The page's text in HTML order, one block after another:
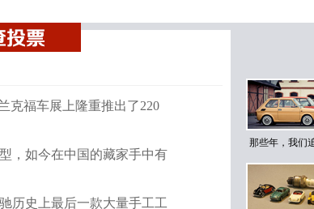
这车更新很快，你开一个八几年的车上路，就跟别人很不一样。很多
还是挺好的。
它上马路，印象最深的是有一次我去工体看球，我把车停那边了，突然
。他就@了我一下，我说怎么了，他说我看见一台车好像像之前转发过
的老爷车开在马路上很多人都在围观来看。
藏，我们首先和大家分享的就是这是一种圆梦，所有收集老爷车的人他
老爷车的故事。某一款车到底经历了什么样的故事，最后能够拥有，也
解。
汽车天下、凤凰汽车、中国汽车画报联合出品的《汽车非常道》，今天
克福车展上隆重推出了220
，如今在中国的藏家手中有
历史上最后一款大量手工工
那些年，我们